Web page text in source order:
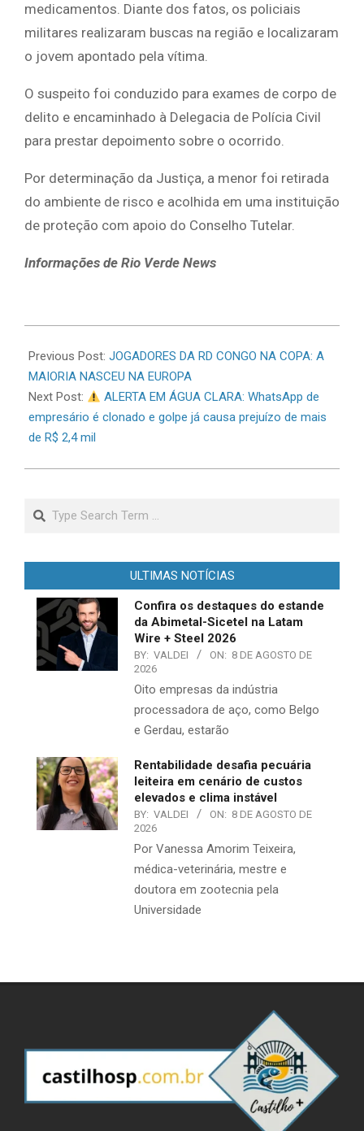
medicamentos. Diante dos fatos, os policiais
militares realizaram buscas na região e localizaram
o jovem apontado pela vítima.
O suspeito foi conduzido para exames de corpo de
delito e encaminhado à Delegacia de Polícia Civil
para prestar depoimento sobre o ocorrido.
Por determinação da Justiça, a menor foi retirada
do ambiente de risco e acolhida em uma instituição
de proteção com apoio do Conselho Tutelar.
Informações de Rio Verde News
06-
17
Previous Post: JOGADORES DA RD CONGO NA COPA: A
MAIORIA NASCEU NA EUROPA
Next Post:
ALERTA EM ÁGUA CLARA: WhatsApp de
empresário é clonado e golpe já causa prejuízo de mais
de R$ 2,4 mil
Search
ULTIMAS NOTÍCIAS
Confira os destaques do estande
da Abimetal-Sicetel na Latam
Wire + Steel 2026
BY: VALDEI ON: 8 DE AGOSTO DE
2026
Oito empresas da indústria
processadora de aço, como Belgo
e Gerdau, estarão
Rentabilidade desafia pecuária
leiteira em cenário de custos
elevados e clima instável
BY: VALDEI ON: 8 DE AGOSTO DE
2026
Por Vanessa Amorim Teixeira,
médica-veterinária, mestre e
doutora em zootecnia pela
Universidade